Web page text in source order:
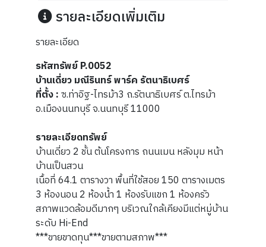
รายละเอียดเพิ่มเติม
รายละเอียด
รหัสทรัพย์ P.0052
บ้านเดี่ยว มณีรินทร์ พาร์ค รัตนาธิเบศร์
ที่ตั้ง :ซ.ท่าอิฐ-ไทรม้า3 ถ.รัตนาธิเบศร์ ต.ไทรม้า
อ.เมืองนนทบุรี จ.นนทบุรี 11000
รายละเอียดทรัพย์
บ้านเดี่ยว 2 ชั้น ต้นโครงการ ถนนเมน หลังมุม หน้า
บ้านเป็นสวน
เนื้อที่ 64.1 ตารางวา พื้นที่ใช้สอย 150 ตารางเมตร
3 ห้องนอน 2 ห้องน้ำ 1 ห้องรับแขก 1 ห้องครัว
สภาพแวดล้อมดีมากๆ บริเวณใกล้เคียงมีแต่หมู่บ้าน
ระดับ Hi-End
***ขายขาดทุน***ขายตามสภาพ***